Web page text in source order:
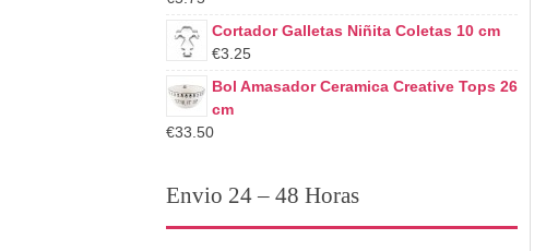
Cortador Galletas Niñita Coletas 10 cm
€3.25
Bol Amasador Ceramica Creative Tops 26
cm
€33.50
Envio 24 – 48 Horas